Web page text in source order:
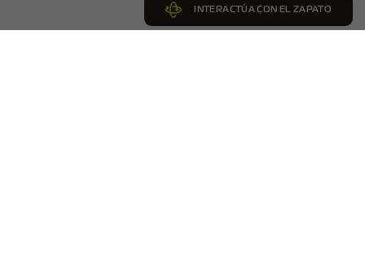
INTERACTÚA CON EL ZAPATO